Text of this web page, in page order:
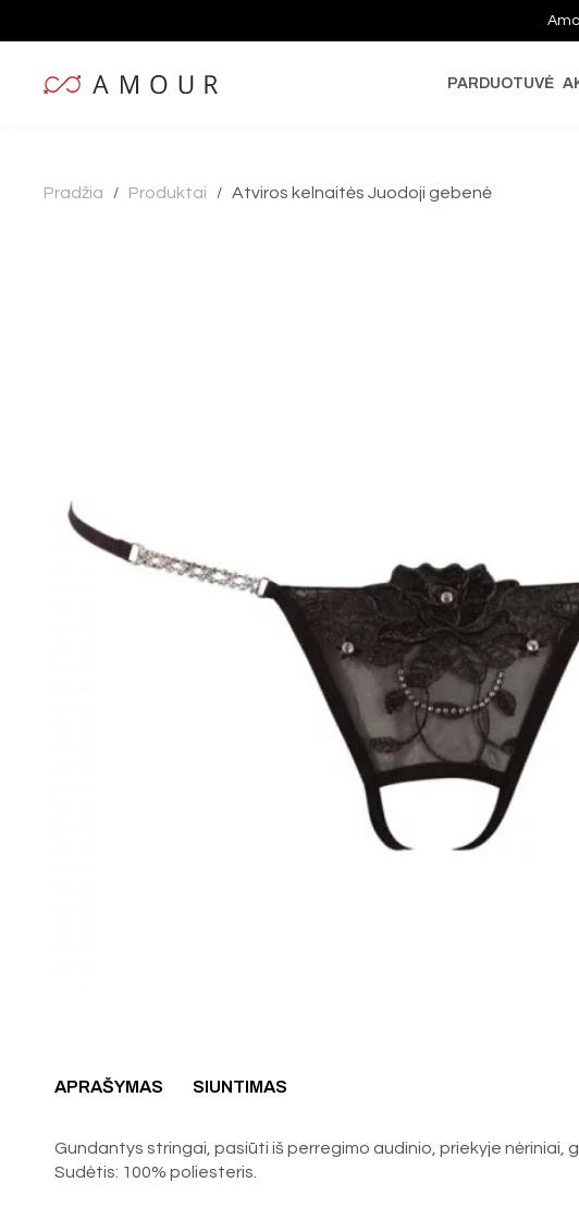
PARDUOTUVĖ
Pradžia / Produktai / Atviros kelnaitės Juodoji gebenė
APRAŠYMAS SIUNTIMAS
Gundantys stringai, pasiūti iš perregimo audinio, priekyje nėriniai,
Sudėtis: 100% poliesteris.